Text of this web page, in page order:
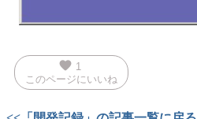
favorite 1
このページにいいね